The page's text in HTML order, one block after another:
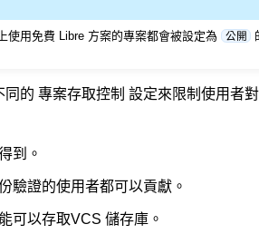
使用免費 Libre 方案的專案都會被設定為 公開
同的 專案存取控制 設定來限制使用者
到。
驗證的使用者都可以貢獻。
可以存取VCS 儲存庫。